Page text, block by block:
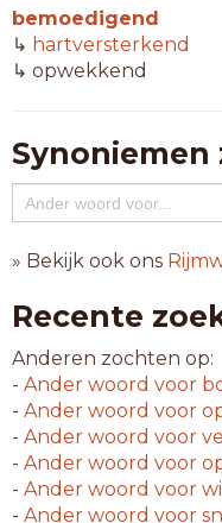
bemoedigend
↳ hartversterkend
↳ opwekkend
Synoniemen
» Bekijk ook ons
Recente
Anderen zochten op:
- Ander woord voor
- Ander woord voor
- Ander woord voor
- Ander woord voor
- Ander woord voor
- Ander woord voor